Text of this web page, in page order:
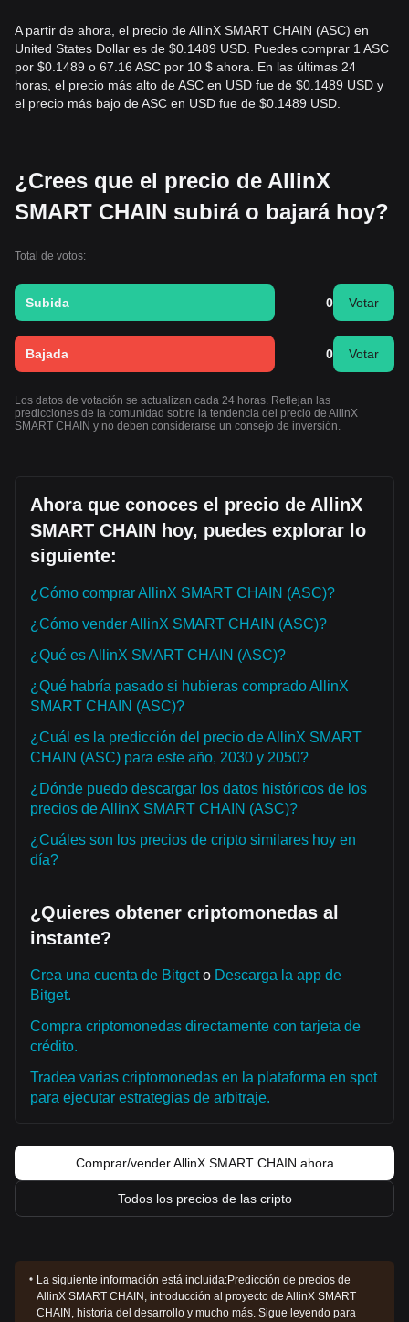
A partir de ahora, el precio de AllinX SMART CHAIN (ASC) en
United States Dollar es de $0.1489 USD. Puedes comprar 1 ASC
por $0.1489 o 67.16 ASC por 10 $ ahora. En las últimas 24
horas, el precio más alto de ASC en USD fue de $0.1489 USD y
el precio más bajo de ASC en USD fue de $0.1489 USD.
¿Crees que el precio de AllinX
SMART CHAIN subirá o bajará hoy?
Total de votos:
Subida 0 Votar
Bajada 0 Votar
Los datos de votación se actualizan cada 24 horas. Reflejan las
predicciones de la comunidad sobre la tendencia del precio de AllinX
SMART CHAIN y no deben considerarse un consejo de inversión.
Ahora que conoces el precio de AllinX
SMART CHAIN hoy, puedes explorar lo
siguiente:
¿Cómo comprar AllinX SMART CHAIN (ASC)?
¿Cómo vender AllinX SMART CHAIN (ASC)?
¿Qué es AllinX SMART CHAIN (ASC)?
¿Qué habría pasado si hubieras comprado AllinX
SMART CHAIN (ASC)?
¿Cuál es la predicción del precio de AllinX SMART
CHAIN (ASC) para este año, 2030 y 2050?
¿Dónde puedo descargar los datos históricos de los
precios de AllinX SMART CHAIN (ASC)?
¿Cuáles son los precios de cripto similares hoy en
día?
¿Quieres obtener criptomonedas al
instante?
Crea una cuenta de Bitgeto Descarga la app de
Bitget.
Compra criptomonedas directamente con tarjeta de
crédito.
Tradea varias criptomonedas en la plataforma en spot
para ejecutar estrategias de arbitraje.
Comprar/vender AllinX SMART CHAIN ahora
Todos los precios de las cripto
La siguiente información está incluida:Predicción de precios de
AllinX SMART CHAIN, introducción al proyecto de AllinX SMART
CHAIN, historia del desarrollo y mucho más. Sigue leyendo para